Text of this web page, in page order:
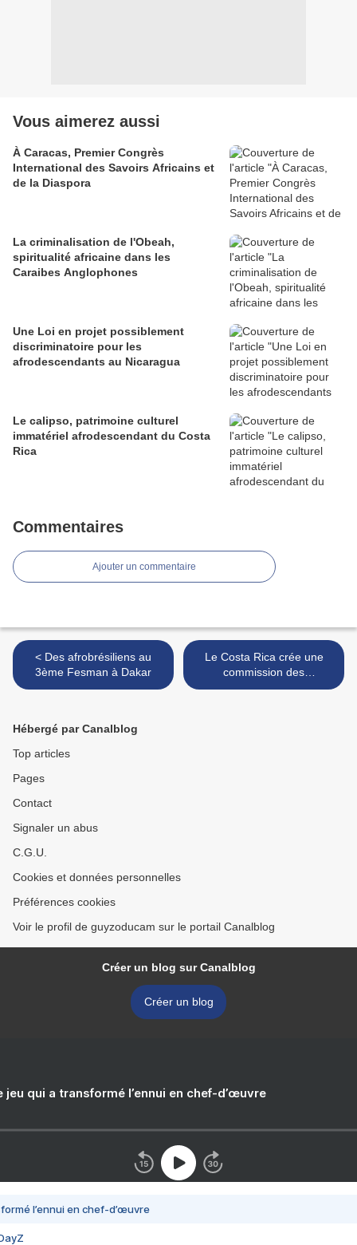
Vous aimerez aussi
À Caracas, Premier Congrès
International des Savoirs Africains et
de la Diaspora
La criminalisation de l'Obeah,
spiritualité africaine dans les
Caraibes Anglophones
Une Loi en projet possiblement
discriminatoire pour les
afrodescendants au Nicaragua
Le calipso, patrimoine culturel
immatériel afrodescendant du Costa
Rica
Commentaires
Ajouter un commentaire
< Des afrobrésiliens au
3ème Fesman à Dakar
Le Costa Rica crée une
commission des
afrodescendants pour
Hébergé par Canalblog
Top articles
Pages
Contact
Signaler un abus
C.G.U.
Cookies et données personnelles
Préférences cookies
Voir le profil de guyzoducam sur le portail Canalblog
Créer un blog sur Canalblog
Créer un blog
jeu qui a transformé l’ennui en chef-d’œuvre
l’ennui en chef-d’œuvre